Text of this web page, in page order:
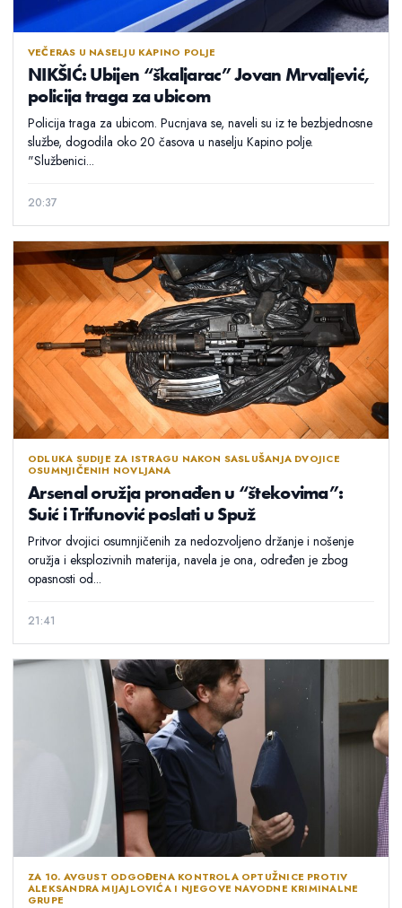
VEČERAS U NASELJU KAPINO POLJE
NIKŠIĆ: Ubijen “škaljarac” Jovan Mrvaljević,
policija traga za ubicom
Policija traga za ubicom. Pucnjava se, naveli su iz te bezbjednosne
službe, dogodila oko 20 časova u naselju Kapino polje.
"Službenici...
20:37
ODLUKA SUDIJE ZA ISTRAGU NAKON SASLUŠANJA DVOJICE
OSUMNJIČENIH NOVLJANA
Arsenal oružja pronađen u “štekovima”:
Suić i Trifunović poslati u Spuž
Pritvor dvojici osumnjičenih za nedozvoljeno držanje i nošenje
oružja i eksplozivnih materija, navela je ona, određen je zbog
opasnosti od...
21:41
ZA 10. AVGUST ODGOĐENA KONTROLA OPTUŽNICE PROTIV
ALEKSANDRA MIJAJLOVIĆA I NJEGOVE NAVODNE KRIMINALNE
GRUPE